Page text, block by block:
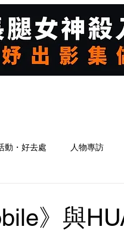
動・好去處 人物專訪
》與